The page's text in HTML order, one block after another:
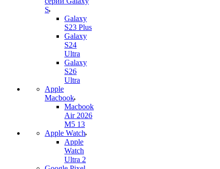
S
Galaxy
S23 Plus
Galaxy
S24
Ultra
Galaxy
S26
Ultra
Apple
Macbook
Macbook
Air 2026
M5 13
Apple Watch
Apple
Watch
Ultra 2